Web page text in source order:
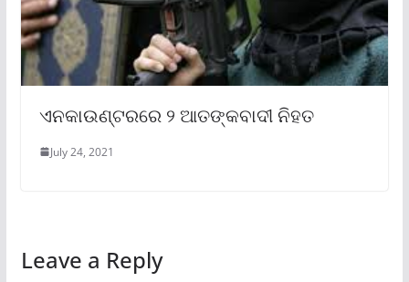
ଏନକାଉଣ୍ଟରରେ ୨ ଆତଙ୍କବାଦୀ ନିହତ
July 24, 2021
Leave a Reply